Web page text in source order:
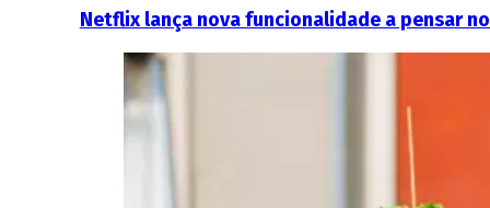
Netflix lança nova funcionalidade a pensar